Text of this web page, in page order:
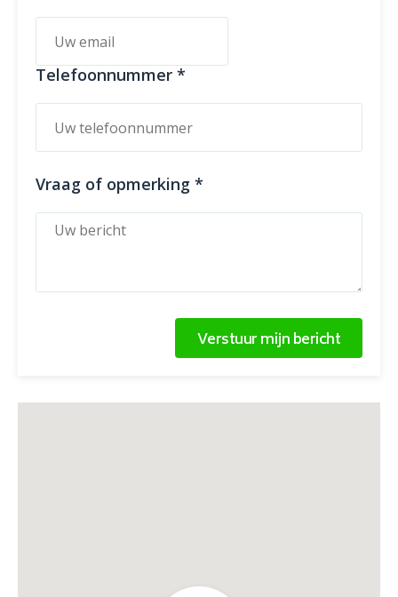
Telefoonnummer *
Vraag of opmerking *
Verstuur mijn bericht